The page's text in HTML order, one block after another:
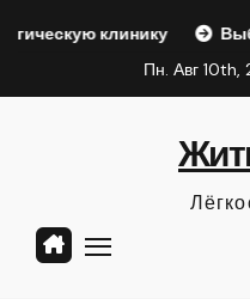
Выбор гонгов:
Пн. Авг 10th,